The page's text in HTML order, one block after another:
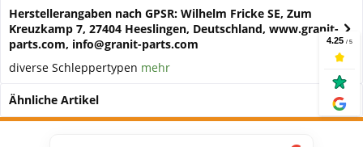
Herstellerangaben nach GPSR: Wilhelm Fricke SE, Zum
Kreuzkamp 7, 27404 Heeslingen, Deutschland, www.granit-
parts.com, info@granit-parts.com
diverse Schleppertypen mehr
Ähnliche Artikel